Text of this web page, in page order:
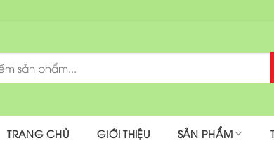
TRANG CHỦ GIỚI THIỆU SẢN PHẨM